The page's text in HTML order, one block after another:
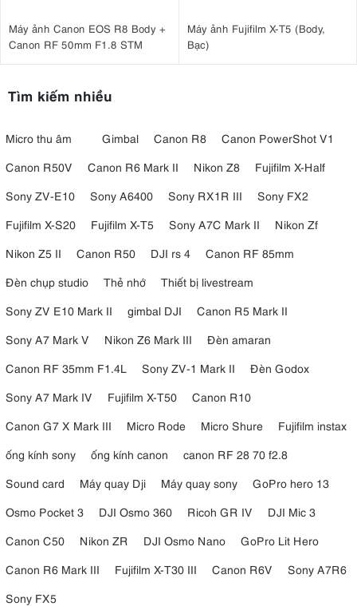
Máy ảnh Canon EOS R8 Body +
Canon RF 50mm F1.8 STM
Máy ảnh Fujifilm X-T5 (Body,
Bạc)
Tìm kiếm nhiều
Micro thu âm Gimbal Canon R8
Canon PowerShot V1
Canon R50V
Canon R6 Mark II Nikon Z8
Fujifilm X-Half
Sony ZV-E10
Sony A6400 Sony RX1R III
Sony FX2
Fujifilm X-S20
Fujifilm X-T5 Sony A7C Mark II
Nikon Zf
Nikon Z5 II
Canon R50 DJI rs 4
Canon RF 85mm
Đèn chụp studio
Thẻ nhớ
Thiết bị livestream
Sony ZV E10 Mark II
gimbal DJI
Canon R5 Mark II
Sony A7 Mark V
Nikon Z6 Mark III
Đèn amaran
Canon RF 35mm F1.4L
Sony ZV-1 Mark II
Đèn Godox
Sony A7 Mark IV
Fujifilm X-T50
Canon R10
Canon G7 X Mark III
Micro Rode Micro Shure
Fujifilm instax
ống kính sony
ống kính canon
canon RF 28 70 f2.8
Sound card
Máy quay Dji Máy quay sony
GoPro hero 13
Osmo Pocket 3
DJI Osmo 360 Ricoh GR IV
DJI Mic 3
Canon C50
Nikon ZR DJI Osmo Nano
GoPro Lit Hero
Canon R6 Mark III
Fujifilm X-T30 III Canon R6V
Sony A7R6
Sony FX5